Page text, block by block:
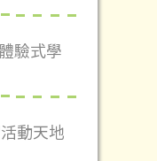
驗式學
動天地